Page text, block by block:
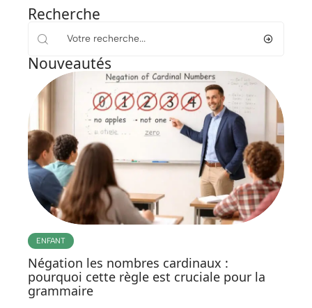
Recherche
Nouveautés
ENFANT
Négation les nombres cardinaux :
pourquoi cette règle est cruciale pour la
grammaire